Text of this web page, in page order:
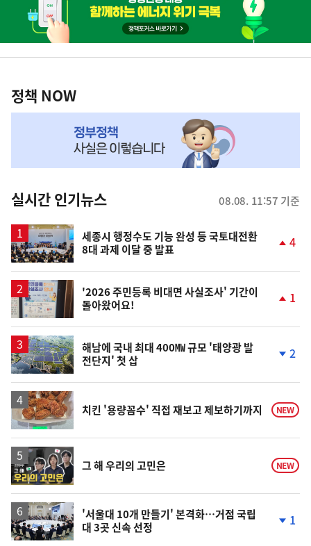
너
역책
NOW,
뉴
스
정책 NOW
실시간 인기뉴스 08.08. 11:57 기준
세종시 행정수도 기능 완성 등 국토대전환
8대 과제 이달 중 발표
상
4
'2026 주민등록 비대면 사실조사' 기간이
돌아왔어요!
상
1
해남에 국내 최대 400㎿ 규모 '태양광 발
전단지' 첫 삽
하
락
2
치킨 '용량꼼수' 직접 재보고 제보하기까지 NEW
영
상
그 해 우리의 고민은 NEW
'서울대 10개 만들기' 본격화…거점 국립
대 3곳 신속 선정
1